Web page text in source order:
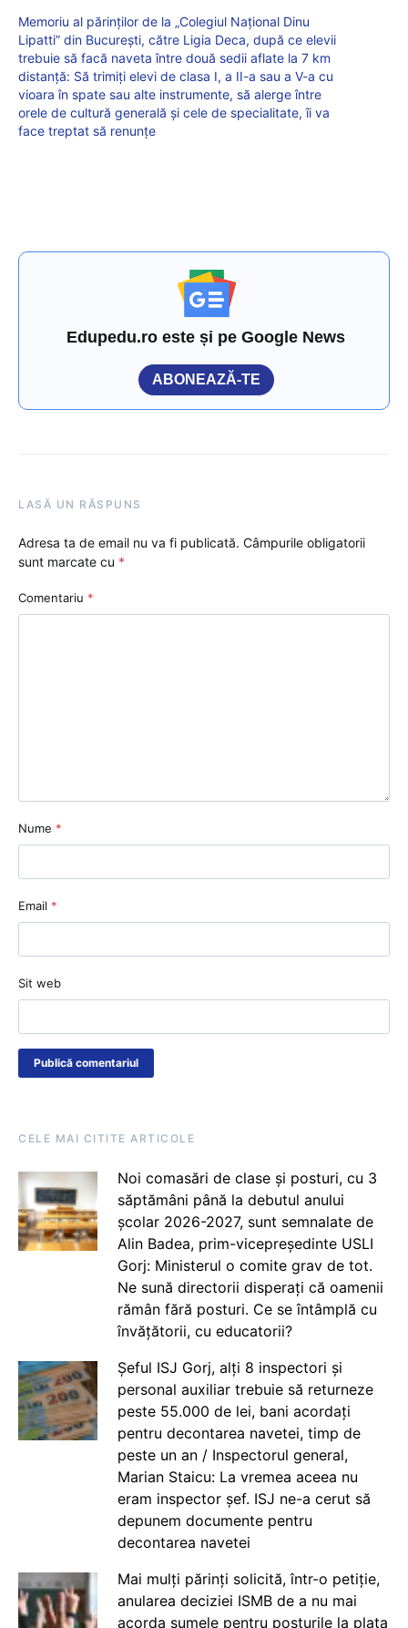
Memoriu al părinților de la „Colegiul Național Dinu
Lipatti” din București, către Ligia Deca, după ce elevii
trebuie să facă naveta între două sedii aflate la 7 km
distanță: Să trimiți elevi de clasa I, a II-a sau a V-a cu
vioara în spate sau alte instrumente, să alerge între
orele de cultură generală și cele de specialitate, îi va
face treptat să renunțe
Edupedu.ro este și pe Google News
ABONEAZĂ-TE
LASĂ UN RĂSPUNS
Adresa ta de email nu va fi publicată. Câmpurile obligatorii
sunt marcate cu *
Comentariu *
Nume *
Email *
Sit web
CELE MAI CITITE ARTICOLE
Noi comasări de clase și posturi, cu 3
săptămâni până la debutul anului
școlar 2026-2027, sunt semnalate de
Alin Badea, prim-vicepreședinte USLI
Gorj: Ministerul o comite grav de tot.
Ne sună directorii disperați că oamenii
rămân fără posturi. Ce se întâmplă cu
învățătorii, cu educatorii?
Șeful ISJ Gorj, alți 8 inspectori și
personal auxiliar trebuie să returneze
peste 55.000 de lei, bani acordați
pentru decontarea navetei, timp de
peste un an / Inspectorul general,
Marian Staicu: La vremea aceea nu
eram inspector șef. ISJ ne-a cerut să
depunem documente pentru
decontarea navetei
Mai mulți părinți solicită, într-o petiție,
anularea deciziei ISMB de a nu mai
acorda sumele pentru posturile la plata